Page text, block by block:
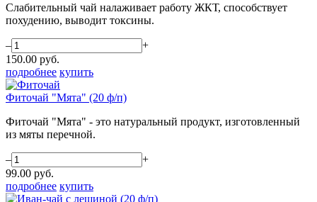
Слабительный чай налаживает работу ЖКТ, способствует
похудению, выводит токсины.
–
+
150.00 руб.
подробнее купить
Фиточай "Мята" (20 ф/п)
Фиточай "Мята" - это натуральный продукт, изготовленный
из мяты перечной.
–
+
99.00 руб.
подробнее купить